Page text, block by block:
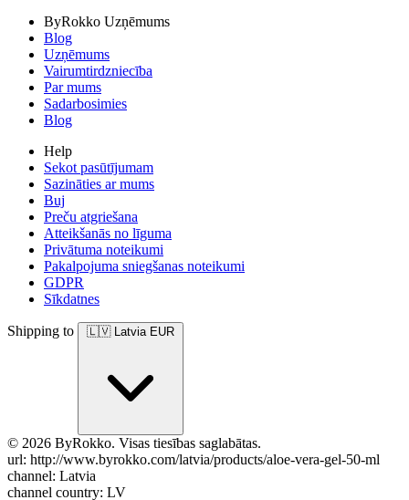
ByRokko Uzņēmums
Blog
Uzņēmums
Vairumtirdzniecība
Par mums
Sadarbosimies
Blog
Help
Sekot pasūtījumam
Sazināties ar mums
Buj
Preču atgriešana
Atteikšanās no līguma
Privātuma noteikumi
Pakalpojuma sniegšanas noteikumi
GDPR
Sīkdatnes
Shipping to 🇱🇻 Latvia EUR
© 2026 ByRokko. Visas tiesības saglabātas.
url: http://www.byrokko.com/latvia/products/aloe-vera-gel-50-ml
channel: Latvia
channel country: LV